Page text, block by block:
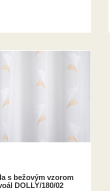
s bežovým vzorom
DOLLY/180/02